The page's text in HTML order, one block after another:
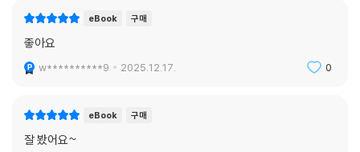
eBook 구매
좋아요
w**********9 2025.12.17. 0
eBook 구매
잘 봤어요~